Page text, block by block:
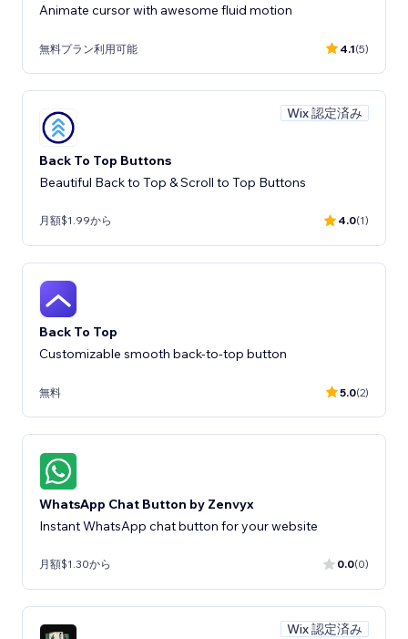
Animate cursor with awesome fluid motion
無料プラン利用可能 4.1(5)
Wix 認定済み
Back To Top Buttons
Beautiful Back to Top & Scroll to Top Buttons
月額$1.99から 4.0(1)
Back To Top
Customizable smooth back-to-top button
無料 5.0(2)
WhatsApp Chat Button by Zenvyx
Instant WhatsApp chat button for your website
月額$1.30から 0.0(0)
Wix 認定済み